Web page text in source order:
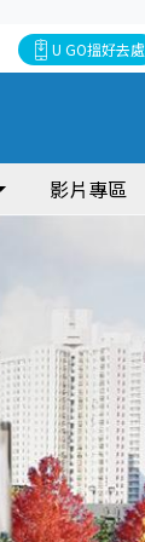
U GO搵好去處
影片專區